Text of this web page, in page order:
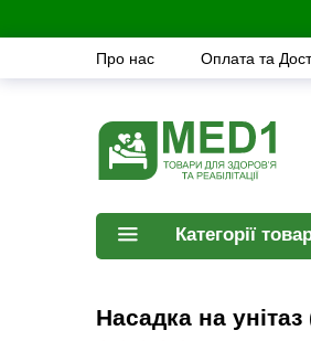
Про нас Оплата та
Категорії
Насадка на